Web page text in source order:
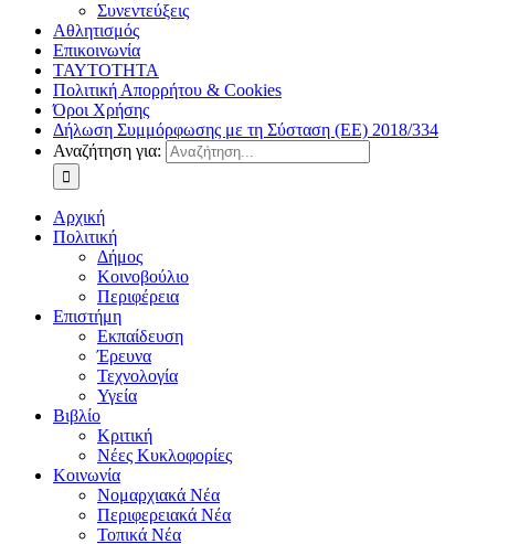
Συνεντεύξεις
Αθλητισμός
Επικοινωνία
ΤΑΥΤΟΤΗΤΑ
Πολιτική Απορρήτου & Cookies
Όροι Χρήσης
Δήλωση Συμμόρφωσης με τη Σύσταση (ΕΕ) 2018/334
Αναζήτηση για:
Αρχική
Πολιτική
Δήμος
Κοινοβούλιο
Περιφέρεια
Επιστήμη
Εκπαίδευση
Έρευνα
Τεχνολογία
Υγεία
Βιβλίο
Κριτική
Νέες Κυκλοφορίες
Κοινωνία
Νομαρχιακά Νέα
Περιφερειακά Νέα
Τοπικά Νέα